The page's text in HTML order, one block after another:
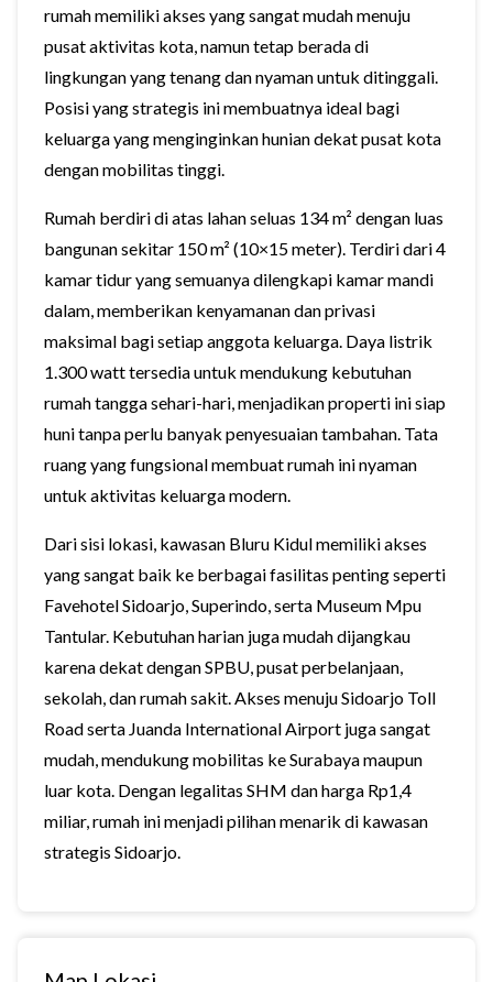
rumah memiliki akses yang sangat mudah menuju
pusat aktivitas kota, namun tetap berada di
lingkungan yang tenang dan nyaman untuk ditinggali.
Posisi yang strategis ini membuatnya ideal bagi
keluarga yang menginginkan hunian dekat pusat kota
dengan mobilitas tinggi.
Rumah berdiri di atas lahan seluas 134 m² dengan luas
bangunan sekitar 150 m² (10×15 meter). Terdiri dari 4
kamar tidur yang semuanya dilengkapi kamar mandi
dalam, memberikan kenyamanan dan privasi
maksimal bagi setiap anggota keluarga. Daya listrik
1.300 watt tersedia untuk mendukung kebutuhan
rumah tangga sehari-hari, menjadikan properti ini siap
huni tanpa perlu banyak penyesuaian tambahan. Tata
ruang yang fungsional membuat rumah ini nyaman
untuk aktivitas keluarga modern.
Dari sisi lokasi, kawasan Bluru Kidul memiliki akses
yang sangat baik ke berbagai fasilitas penting seperti
Favehotel Sidoarjo, Superindo, serta Museum Mpu
Tantular. Kebutuhan harian juga mudah dijangkau
karena dekat dengan SPBU, pusat perbelanjaan,
sekolah, dan rumah sakit. Akses menujuSidoarjo Toll
Roadserta Juanda International Airport juga sangat
mudah, mendukung mobilitas ke Surabaya maupun
luar kota. Dengan legalitas SHM dan harga Rp1,4
miliar, rumah ini menjadi pilihan menarik di kawasan
strategis Sidoarjo.